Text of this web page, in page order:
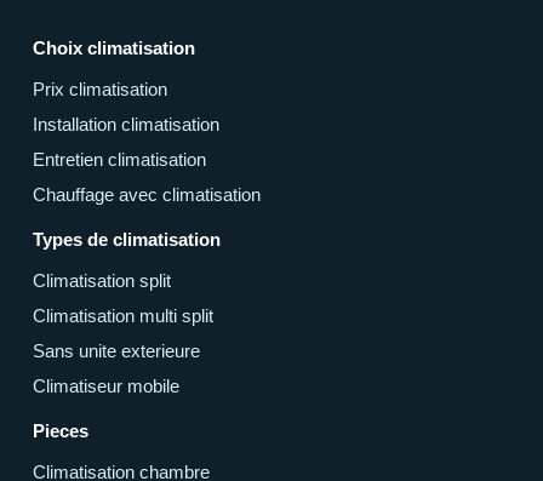
Choix climatisation
Prix climatisation
Installation climatisation
Entretien climatisation
Chauffage avec climatisation
Types de climatisation
Climatisation split
Climatisation multi split
Sans unite exterieure
Climatiseur mobile
Pieces
Climatisation chambre